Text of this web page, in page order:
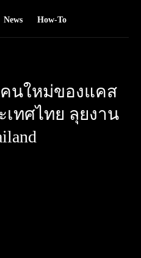
News How-To
นใหม่ของแคส
เทศไทย ลุยงาน